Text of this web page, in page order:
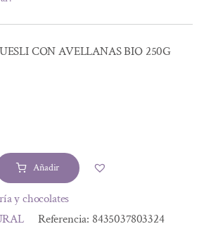
CON AVELLANAS BIO 250G
€.
€.
Añadir
y chocolates
Referencia: 8435037803324